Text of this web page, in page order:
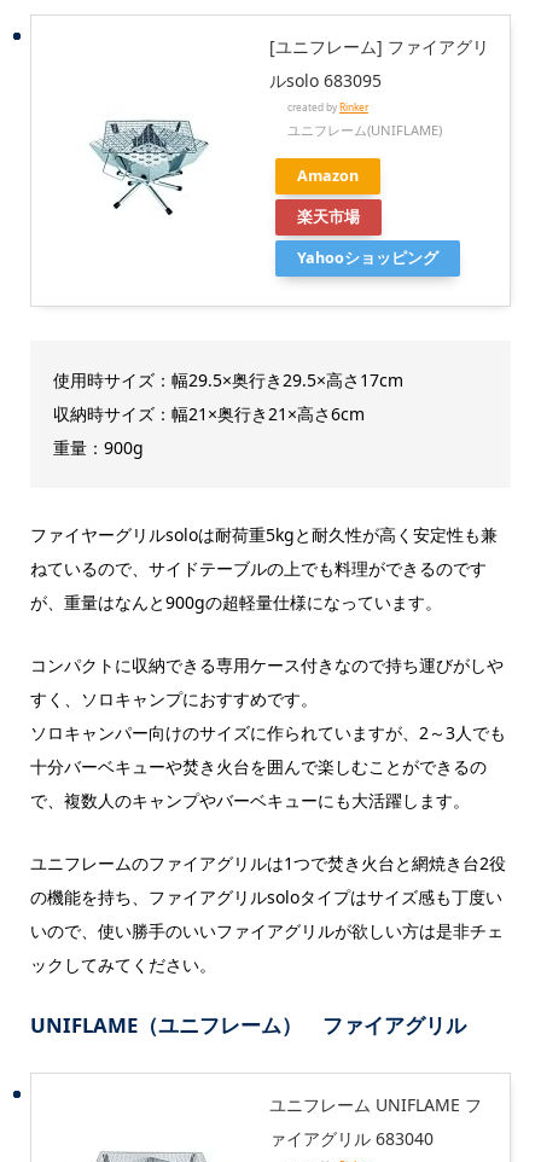
[ユニフレーム] ファイアグリ
ルsolo 683095
created by Rinker
ユニフレーム(UNIFLAME)
Amazon
楽天市場
Yahooショッピング
使用時サイズ：幅29.5×奥行き29.5×高さ17cm
収納時サイズ：幅21×奥行き21×高さ6cm
重量：900g
ファイヤーグリルsoloは耐荷重5kgと耐久性が高く安定性も兼
ねているので、サイドテーブルの上でも料理ができるのです
が、重量はなんと900gの超軽量仕様になっています。
コンパクトに収納できる専用ケース付きなので持ち運びがしや
すく、ソロキャンプにおすすめです。
ソロキャンパー向けのサイズに作られていますが、2～3人でも
十分バーベキューや焚き火台を囲んで楽しむことができるの
で、複数人のキャンプやバーベキューにも大活躍します。
ユニフレームのファイアグリルは1つで焚き火台と網焼き台2役
の機能を持ち、ファイアグリルsoloタイプはサイズ感も丁度い
いので、使い勝手のいいファイアグリルが欲しい方は是非チェ
ックしてみてください。
UNIFLAME（ユニフレーム） ファイアグリル
ユニフレーム UNIFLAME フ
ァイアグリル 683040